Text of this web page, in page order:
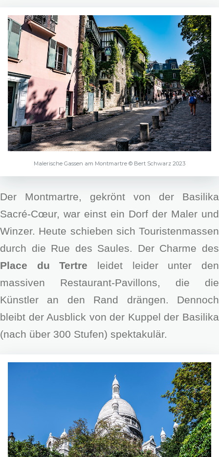
Malerische Gassen am Montmartre © Bert Schwarz 2023
Der Montmartre, gekrönt von der Basilika
Sacré-Cœur, war einst ein Dorf der Maler und
Winzer. Heute schieben sich Touristenmassen
durch die Rue des Saules. Der Charme des
Place du Tertre leidet leider unter den
massiven Restaurant-Pavillons, die die
Künstler an den Rand drängen. Dennoch
bleibt der Ausblick von der Kuppel der Basilika
(nach über 300 Stufen) spektakulär.